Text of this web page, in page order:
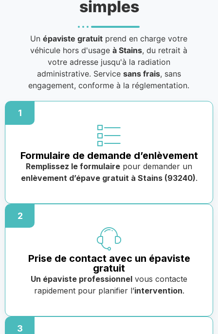
simples
Unépaviste gratuit prend en charge votre
véhicule hors d'usageà Stains, du retrait à
votre adresse jusqu'à la radiation
administrative. Service sans frais, sans
engagement, conforme à la réglementation.
1
Formulaire de demande d’enlèvement
Remplissez le formulaire pour demander un
enlèvement d’épave gratuit à Stains (93240).
2
Prise de contact avec un épaviste
gratuit
Un épaviste professionnel vous contacte
rapidement pour planifier l’intervention.
3